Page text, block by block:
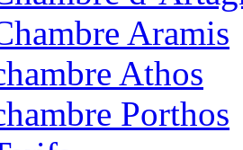
Aramis
Athos
Porthos